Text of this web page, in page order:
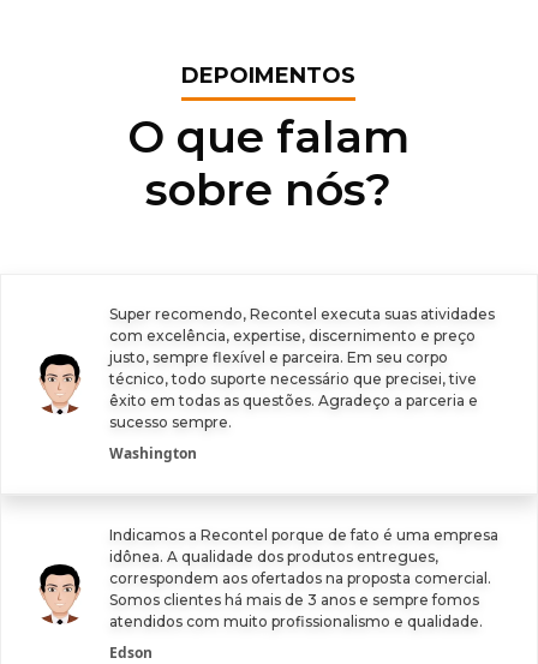
DEPOIMENTOS
O que falam
sobre nós?
Super recomendo, Recontel executa suas atividades
com excelência, expertise, discernimento e preço
justo, sempre flexível e parceira. Em seu corpo
técnico, todo suporte necessário que precisei, tive
êxito em todas as questões. Agradeço a parceria e
sucesso sempre.
Washington
Indicamos a Recontel porque de fato é uma empresa
idônea. A qualidade dos produtos entregues,
correspondem aos ofertados na proposta comercial.
Somos clientes há mais de 3 anos e sempre fomos
atendidos com muito profissionalismo e qualidade.
Edson